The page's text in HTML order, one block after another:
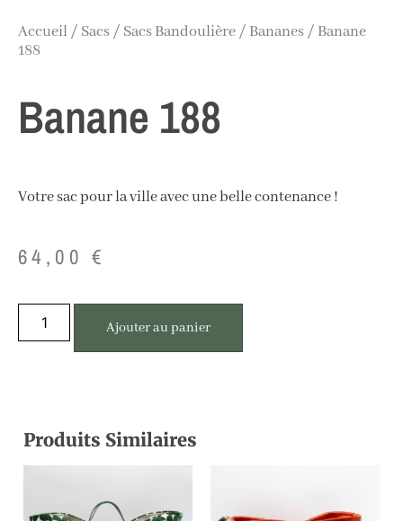
Accueil / Sacs / Sacs Bandoulière / Bananes / Banane
188
Banane 188
Votre sac pour la ville avec une belle contenance !
64,00€
Ajouter au panier
Produits Similaires